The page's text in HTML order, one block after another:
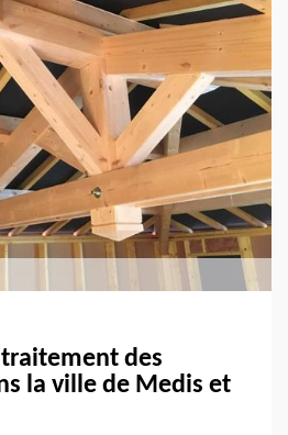
des
la ville de Medis et